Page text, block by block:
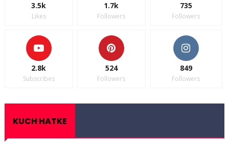
3.5k
Likes
1.7k
Followers
735
Followers
2.8k
Subscribes
524
Followers
849
Followers
KUCH HATKE